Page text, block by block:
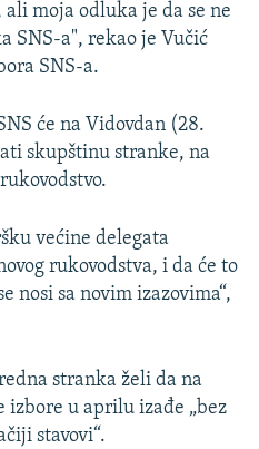
moja odluka je da se ne
SNS-a", rekao je Vučić
SNS-a.
će na Vidovdan (28.
skupštinu stranke, na
većine delegata
rukovodstva, i da će to
nosi sa novim izazovima“,
stranka želi da na
u aprilu izađe „bez
stavovi“.